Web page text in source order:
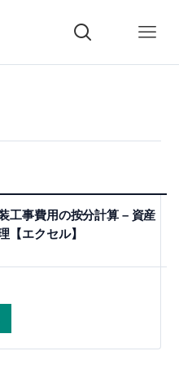
工事費用の按分計算 – 資産
【エクセル】